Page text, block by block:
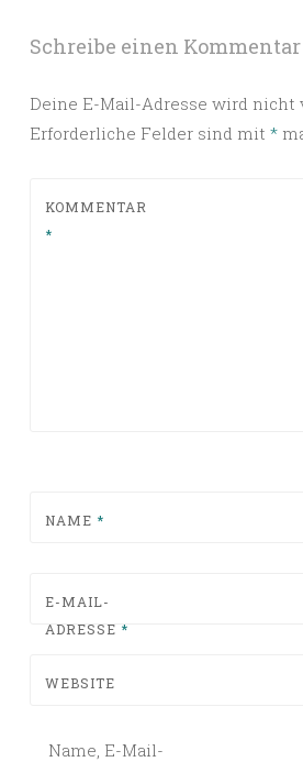
Schreibe einen Kommentar
Deine E-Mail-Adresse wird
Erforderliche Felder sind mit *
KOMMENTAR
*
NAME *
E-MAIL-
ADRESSE *
WEBSITE
Name, E-Mail-